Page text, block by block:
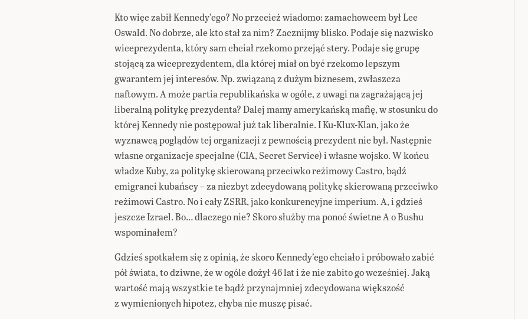
Kto więc zabił Kennedy’ego? No przecież wiadomo: zamachowcem był Lee
Oswald. No dobrze, ale kto stał za nim? Zacznijmy blisko. Podaje się nazwisko
wiceprezydenta, który sam chciał rzekomo przejąć stery. Podaje się grupę
stojącą za wiceprezydentem, dla której miał on być rzekomo lepszym
gwarantem jej interesów. Np. związaną z dużym biznesem, zwłaszcza
naftowym. A może partia republikańska w ogóle, z uwagi na zagrażającą jej
liberalną politykę prezydenta? Dalej mamy amerykańską mafię, w stosunku do
której Kennedy nie postępował już tak liberalnie. I Ku-Klux-Klan, jako że
wyznawcą poglądów tej organizacji z pewnością prezydent nie był. Następnie
własne organizacje specjalne (CIA, Secret Service) i własne wojsko. W końcu
władze Kuby, za politykę skierowaną przeciwko reżimowy Castro, bądź
emigranci kubańscy – za niezbyt zdecydowaną politykę skierowaną przeciwko
reżimowi Castro. No i cały ZSRR, jako konkurencyjne imperium. A, i gdzieś
jeszcze Izrael. Bo… dlaczego nie? Skoro służby ma ponoć świetne A o Bushu
wspominałem?
Gdzieś spotkałem się z opinią, że skoro Kennedy’ego chciało i próbowało zabić
pół świata, to dziwne, że w ogóle dożył 46 lat i że nie zabito go wcześniej. Jaką
wartość mają wszystkie te bądź przynajmniej zdecydowana większość
z wymienionych hipotez, chyba nie muszę pisać.